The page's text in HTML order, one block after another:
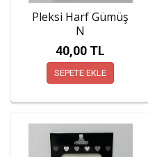
Pleksi Harf Gümüş
N
40,00 TL
SEPETE EKLE